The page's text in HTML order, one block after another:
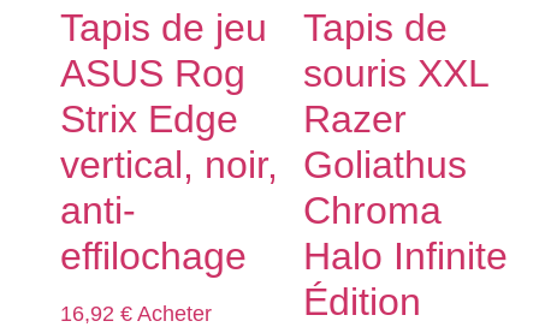
Tapis de jeu
ASUS Rog
Strix Edge
vertical, noir,
anti-
effilochage
16,92 € Acheter
Tapis de
souris XXL
Razer
Goliathus
Chroma
Halo Infinite
Édition